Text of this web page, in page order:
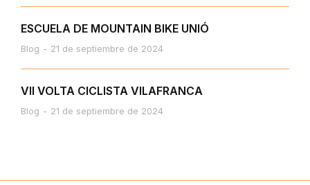
ESCUELA DE MOUNTAIN BIKE UNIÓ
Blog 21 de septiembre de 2024
VII VOLTA CICLISTA VILAFRANCA
Blog 21 de septiembre de 2024